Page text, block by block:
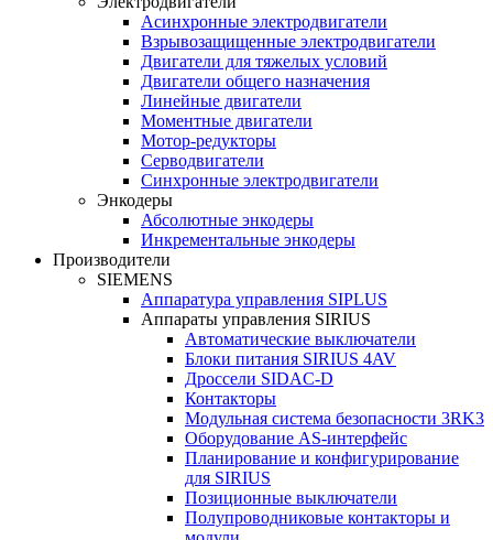
Асинхронные электродвигатели
Взрывозащищенные электродвигатели
Двигатели для тяжелых условий
Двигатели общего назначения
Линейные двигатели
Моментные двигатели
Мотор-редукторы
Серводвигатели
Синхронные электродвигатели
Энкодеры
Абсолютные энкодеры
Инкрементальные энкодеры
Производители
SIEMENS
Аппаратура управления SIPLUS
Аппараты управления SIRIUS
Автоматические выключатели
Блоки питания SIRIUS 4AV
Дроссели SIDAC-D
Контакторы
Модульная система безопасности 3RK3
Оборудование AS-интерфейс
Планирование и конфигурирование
для SIRIUS
Позиционные выключатели
Полупроводниковые контакторы и